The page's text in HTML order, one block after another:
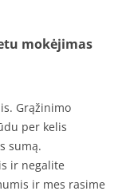
mokėjimas
Grąžinimo
per kelis
sumą.
ir negalite
ir mes rasime